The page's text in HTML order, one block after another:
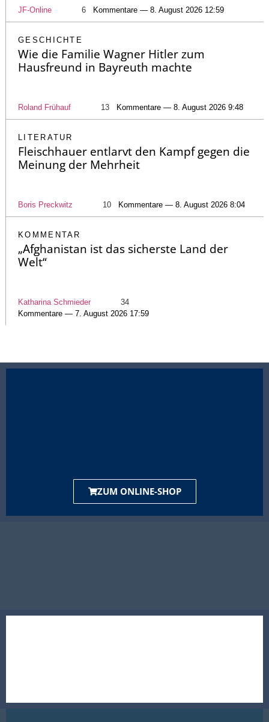
JF-Online 6 Kommentare — 8. August 2026 12:59
GESCHICHTE
Wie die Familie Wagner Hitler zum
Hausfreund in Bayreuth machte
Roland Frühauf 13 Kommentare — 8. August 2026 9:48
LITERATUR
Fleischhauer entlarvt den Kampf gegen die
Meinung der Mehrheit
Boris Preckwitz 10 Kommentare — 8. August 2026 8:04
KOMMENTAR
„Afghanistan ist das sicherste Land der
Welt“
Katharina Schmieder
34
Kommentare — 7. August 2026 17:59
ZUM ONLINE-SHOP